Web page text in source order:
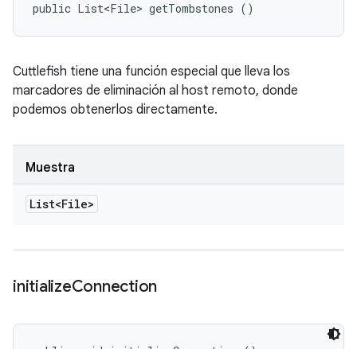
public List<File> getTombstones ()
Cuttlefish tiene una función especial que lleva los
marcadores de eliminación al host remoto, donde
podemos obtenerlos directamente.
Muestra
List<File>
initializeConnection